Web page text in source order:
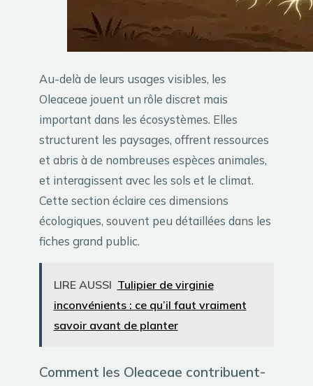
Au-delà de leurs usages visibles, les
Oleaceae jouent un rôle discret mais
important dans les écosystèmes. Elles
structurent les paysages, offrent ressources
et abris à de nombreuses espèces animales,
et interagissent avec les sols et le climat.
Cette section éclaire ces dimensions
écologiques, souvent peu détaillées dans les
fiches grand public.
LIRE AUSSI Tulipier de virginie
inconvénients : ce qu’il faut vraiment
savoir avant de planter
Comment les Oleaceae contribuent-